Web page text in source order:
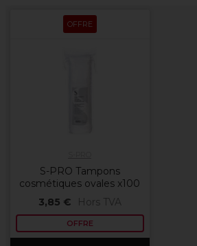
OFFRE
S-PRO Tampons
cosmétiques ovales x100
3,85 €
Hors TVA
OFFRE